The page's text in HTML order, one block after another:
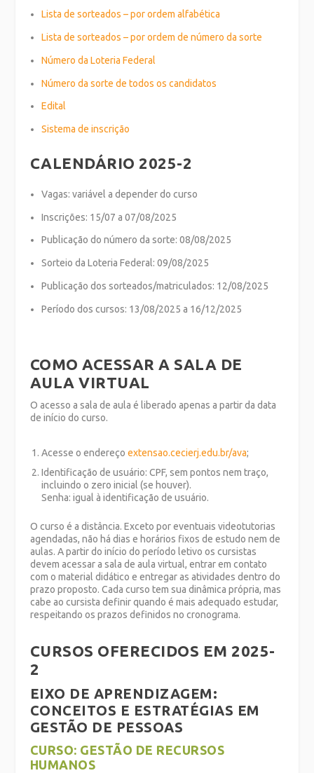
Lista de sorteados – por ordem alfabética
Lista de sorteados – por ordem de número da sorte
Número da Loteria Federal
Número da sorte de todos os candidatos
Edital
Sistema de inscrição
CALENDÁRIO 2025-2
Vagas: variável a depender do curso
Inscrições: 15/07 a 07/08/2025
Publicação do número da sorte: 08/08/2025
Sorteio da Loteria Federal: 09/08/2025
Publicação dos sorteados/matriculados: 12/08/2025
Período dos cursos: 13/08/2025 a 16/12/2025
COMO ACESSAR A SALA DE
AULA VIRTUAL
O acesso a sala de aula é liberado apenas a partir da data
de início do curso.
Acesse o endereço extensao.cecierj.edu.br/ava;
Identificação de usuário: CPF, sem pontos nem traço,
incluindo o zero inicial (se houver).
Senha: igual à identificação de usuário.
O curso é a distância. Exceto por eventuais videotutorias
agendadas, não há dias e horários fixos de estudo nem de
aulas. A partir do início do período letivo os cursistas
devem acessar a sala de aula virtual, entrar em contato
com o material didático e entregar as atividades dentro do
prazo proposto. Cada curso tem sua dinâmica própria, mas
cabe ao cursista definir quando é mais adequado estudar,
respeitando os prazos definidos no cronograma.
CURSOS OFERECIDOS EM 2025-
2
EIXO DE APRENDIZAGEM:
CONCEITOS E ESTRATÉGIAS EM
GESTÃO DE PESSOAS
CURSO: GESTÃO DE RECURSOS
HUMANOS